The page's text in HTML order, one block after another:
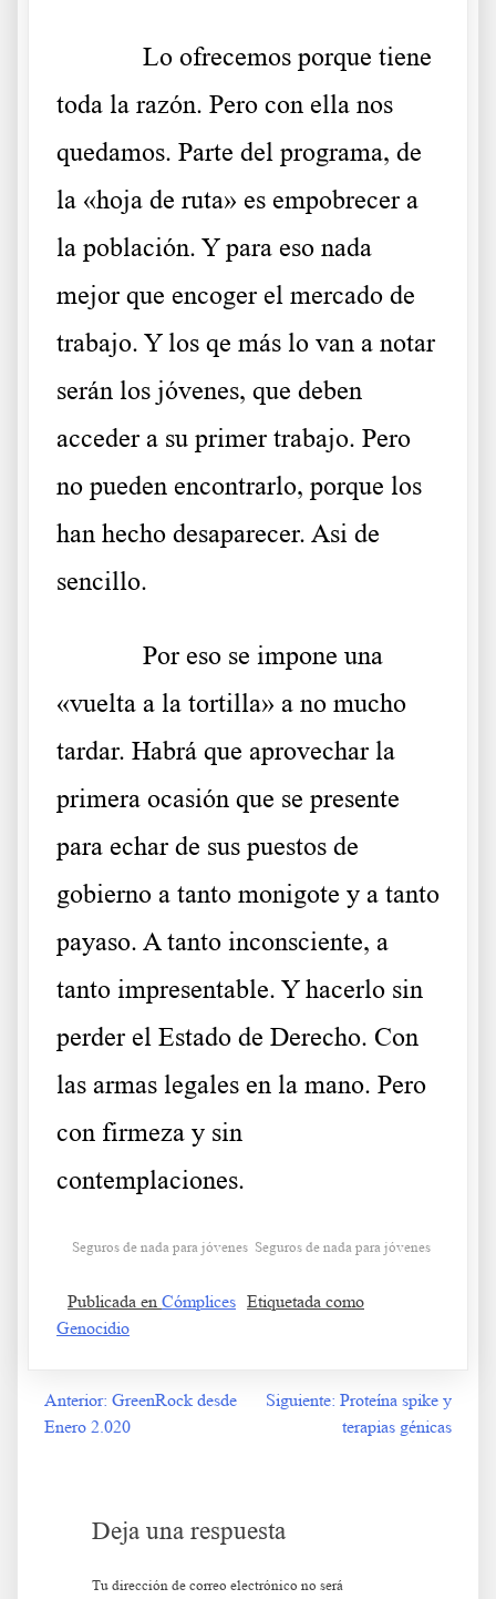
Lo ofrecemos porque tiene
toda la razón. Pero con ella nos
quedamos. Parte del programa, de
la «hoja de ruta» es empobrecer a
la población. Y para eso nada
mejor que encoger el mercado de
trabajo. Y los qe más lo van a notar
serán los jóvenes, que deben
acceder a su primer trabajo. Pero
no pueden encontrarlo, porque los
han hecho desaparecer. Asi de
sencillo.
Por eso se impone una
«vuelta a la tortilla» a no mucho
tardar. Habrá que aprovechar la
primera ocasión que se presente
para echar de sus puestos de
gobierno a tanto monigote y a tanto
payaso. A tanto inconsciente, a
tanto impresentable. Y hacerlo sin
perder el Estado de Derecho. Con
las armas legales en la mano. Pero
con firmeza y sin
contemplaciones.
Seguros de nada para jóvenes Seguros de nada para jóvenes
Publicada en Cómplices Etiquetada como
Genocidio
Navegación
Anterior: GreenRock desde
Enero 2.020
Siguiente: Proteína spike y
terapias génicas
Deja una respuesta
Tu dirección de correo electrónico no será